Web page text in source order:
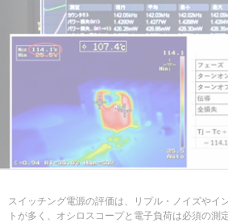
スイッチング電源の評価は、リプル・ノイズやイ
トが多く、オシロスコープと電子負荷は必須の測